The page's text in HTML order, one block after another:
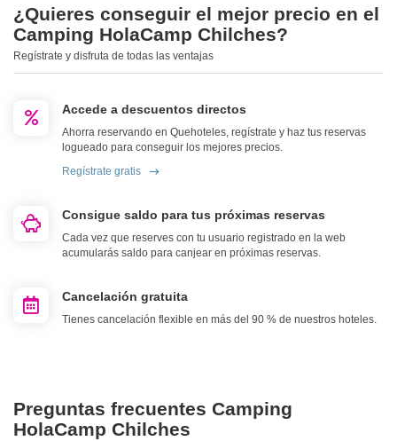
¿Quieres conseguir el mejor precio en el
Camping HolaCamp Chilches?
Regístrate y disfruta de todas las ventajas
Accede a descuentos directos
Ahorra reservando en Quehoteles, regístrate y haz tus reservas
logueado para conseguir los mejores precios.
Regístrate gratis
Consigue saldo para tus próximas reservas
Cada vez que reserves con tu usuario registrado en la web
acumularás saldo para canjear en próximas reservas.
Cancelación gratuita
Tienes cancelación flexible en más del 90 % de nuestros hoteles.
Preguntas frecuentes Camping
HolaCamp Chilches